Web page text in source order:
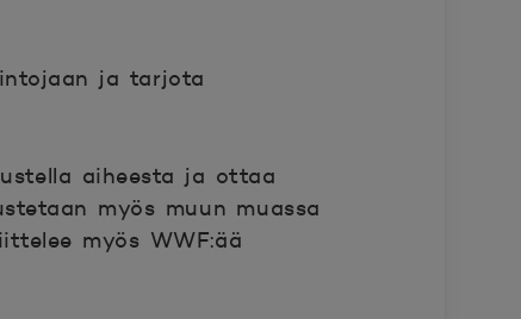
ja tarjota
aiheesta ja ottaa
myös muun muassa
myös WWF:ää